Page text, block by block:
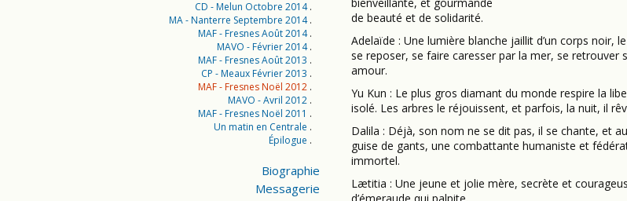
CD - Melun Octobre 2014
MA - Nanterre Septembre 2014
MAF - Fresnes Août 2014
MAVO - Février 2014
MAF - Fresnes Août 2013
CP - Meaux Février 2013
MAF - Fresnes Noël 2012
MAVO - Avril 2012
MAF - Fresnes Noël 2011
Un matin en Centrale
Épilogue
Biographie
Messagerie
de beauté et de solidarité.
Adelaïde : Une lumière blanche jaillit d’un corps noir,
se reposer, se faire caresser par la mer, se
amour.
Yu Kun : Le plus gros diamant du monde respire la
isolé. Les arbres le réjouissent, et parfois, la nuit, il
Dalila : Déjà, son nom ne se dit pas, il se chante, et
guise de gants, une combattante humaniste et
immortel.
Lætitia : Une jeune et jolie mère, secrète et